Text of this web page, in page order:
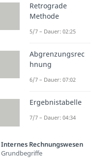
Retrograde
Methode
5/7 – Dauer: 02:25
Abgrenzungsrec
hnung
6/7 – Dauer: 07:02
Ergebnistabelle
7/7 – Dauer: 04:34
Internes Rechnungswesen
Grundbegriffe